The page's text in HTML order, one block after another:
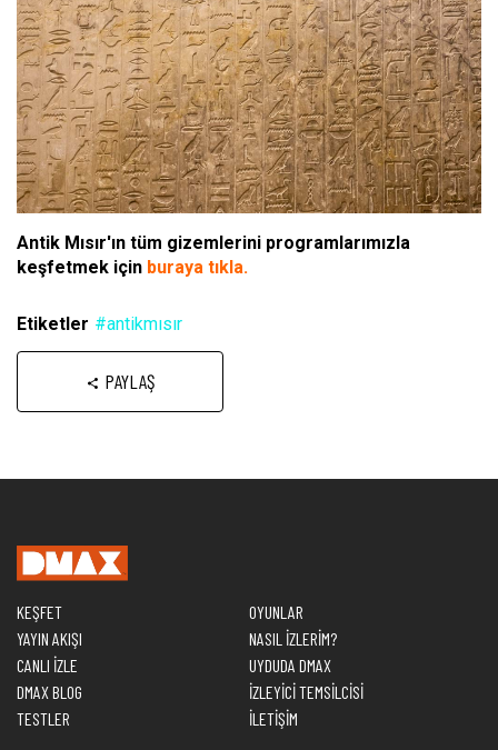
Antik Mısır'ın tüm gizemlerini programlarımızla
keşfetmek için buraya tıkla.
Etiketler #antikmısır
PAYLAŞ
KEŞFET
YAYIN AKIŞI
CANLI İZLE
DMAX BLOG
TESTLER
OYUNLAR
NASIL İZLERİM?
UYDUDA DMAX
İZLEYİCİ TEMSİLCİSİ
İLETİŞİM